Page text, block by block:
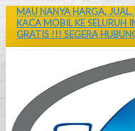
MAU NANYA HARGA,
KACA MOBIL KE SELURUH
GRATIS !!! SEGERA